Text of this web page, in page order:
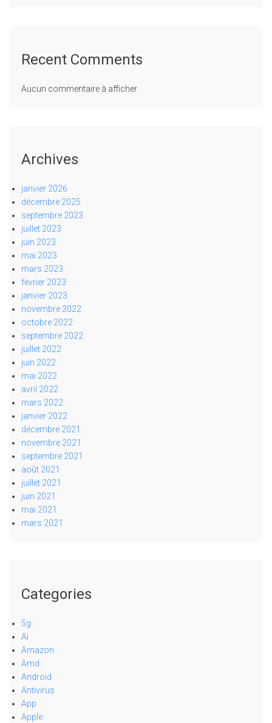
Recent Comments
Aucun commentaire à afficher.
Archives
janvier 2026
décembre 2025
septembre 2023
juillet 2023
juin 2023
mai 2023
mars 2023
février 2023
janvier 2023
novembre 2022
octobre 2022
septembre 2022
juillet 2022
juin 2022
mai 2022
avril 2022
mars 2022
janvier 2022
décembre 2021
novembre 2021
septembre 2021
août 2021
juillet 2021
juin 2021
mai 2021
mars 2021
Categories
5g
Ai
Amazon
Amd
Android
Antivirus
App
Apple